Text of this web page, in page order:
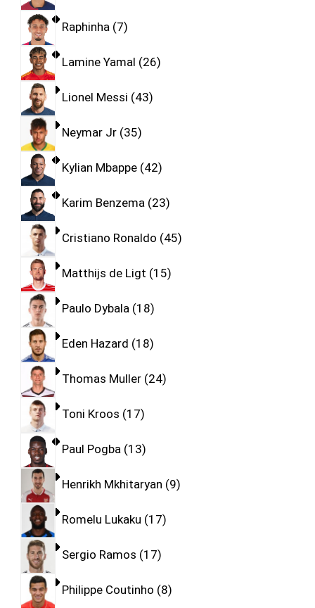
Raphinha 7
Lamine Yamal 26
Lionel Messi 43
Neymar Jr 35
Kylian Mbappe 42
Karim Benzema 23
Cristiano Ronaldo 45
Matthijs de Ligt 15
Paulo Dybala 18
Eden Hazard 18
Thomas Muller 24
Toni Kroos 17
Paul Pogba 13
Henrikh Mkhitaryan 9
Romelu Lukaku 17
Sergio Ramos 17
Philippe Coutinho 8